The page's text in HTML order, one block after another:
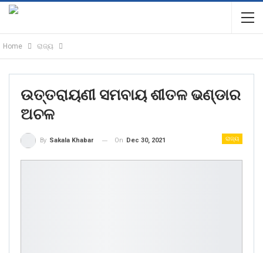
Home ରାଜ୍ୟ
ଉତ୍ତରାୟଣୀ ସମବାୟ ଶୀତଳ ଭଣ୍ଡାର
ଅଚଳ
ରାଜ୍ୟ
By Sakala Khabar On Dec 30, 2021